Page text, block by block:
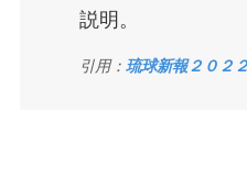
説明。
引用： 琉球新報２０２